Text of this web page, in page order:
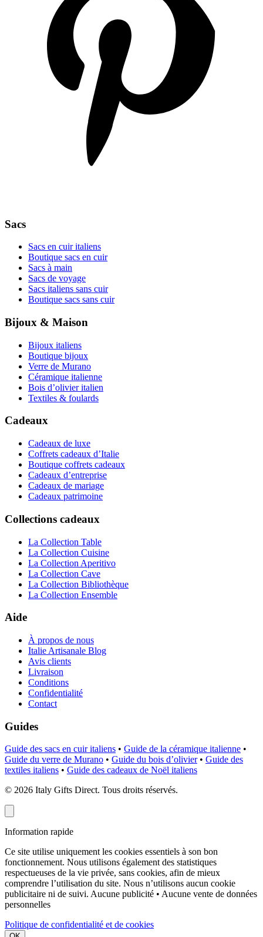
Sacs
Sacs en cuir italiens
Boutique sacs en cuir
Sacs à main
Sacs de voyage
Sacs italiens sans cuir
Boutique sacs sans cuir
Bijoux & Maison
Bijoux italiens
Boutique bijoux
Verre de Murano
Céramique italienne
Bois d’olivier italien
Textiles & foulards
Cadeaux
Cadeaux de luxe
Coffrets cadeaux d’Italie
Boutique coffrets cadeaux
Cadeaux d’entreprise
Cadeaux de mariage
Cadeaux patrimoine
Collections cadeaux
La Collection Table
La Collection Cuisine
La Collection Aperitivo
La Collection Cave
La Collection Bibliothèque
La Collection Ensemble
Aide
À propos de nous
Italie Artisanale Blog
Avis clients
Livraison
Conditions
Confidentialité
Contact
Guides
Guide des sacs en cuir italiens • Guide de la céramique italienne •
Guide du verre de Murano • Guide du bois d’olivier • Guide des
textiles italiens • Guide des cadeaux de Noël italiens
© 2026 Italy Gifts Direct. Tous droits réservés.
Information rapide
Ce site utilise uniquement les cookies essentiels à son bon
fonctionnement. Nous utilisons également des statistiques
respectueuses de la vie privée, sans cookies, afin de mieux
comprendre l’utilisation du site. Nous n’utilisons aucun cookie
publicitaire ni de suivi. Aucune publicité • Aucune vente de données
personnelles
Politique de confidentialité et de cookies